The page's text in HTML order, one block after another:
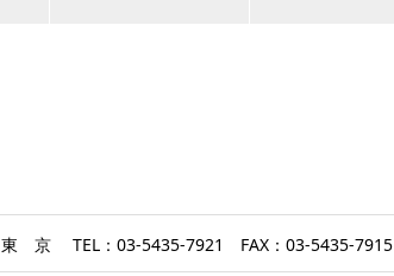
東 京 TEL：03-5435-7921 FAX：03-5435-7915